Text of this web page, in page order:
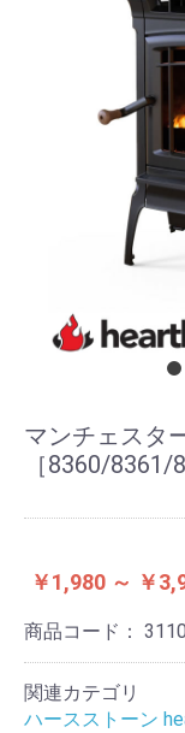
マンチェスタ
［8360/8361/
￥1,980 ～ ￥
商品コード：
関連カテゴリ
ハースストーン